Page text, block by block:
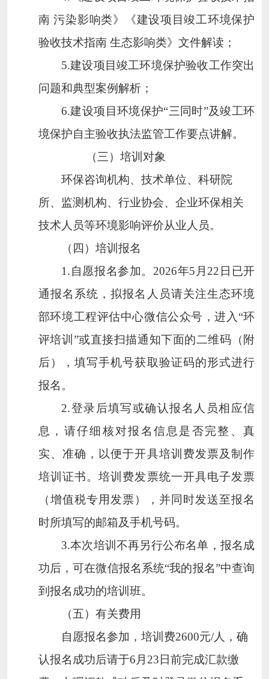
南 污染影响类》《建设项目竣工环境保护
验收技术指南 生态影响类》文件解读；
5.建设项目竣工环境保护验收工作突出
问题和典型案例解析；
6.建设项目环境保护“三同时”及竣工环
境保护自主验收执法监管工作要点讲解。
（三）培训对象
环保咨询机构、技术单位、科研院
所、监测机构、行业协会、企业环保相关
技术人员等环境影响评价从业人员。
（四）培训报名
1.自愿报名参加。 2026年5 月 22 日已开
通报名系统，拟报名人员请关注生态环境
部环境工程评估中心微信公众号，进入 “环
评培训 ”或直接扫描通知下面的二维码（附
后），填写手机号获取验证码的形式进行
报名。
2.登录后填写或确认报名人员相应信
息，请仔细核对报名信息是否完整、真
实、准确，以便于开具培训费发票及制作
培训证书。培训费发票统一开具电子发票
（增值税专用发票），并同时发送至报名
时所填写的邮箱及手机号码。
3.本次培训不再另行公布名单，报名成
功后，可在微信报名系统“我的报名”中查询
到报名成功的培训班。
（五）有关费用
自愿报名参加，培训费2600元/人，确
认报名成功后请于6 月 23日前完成汇款缴